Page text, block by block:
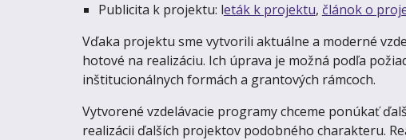
Publicita k projektu: leták k projektu, článok o
Vďaka projektu sme vytvorili aktuálne a moderné
hotové na realizáciu. Ich úprava je možná podľa
inštitucionálnych formách a grantových rámcoch.
Vytvorené vzdelávacie programy chceme ponúkať
realizácii ďalších projektov podobného charakteru.